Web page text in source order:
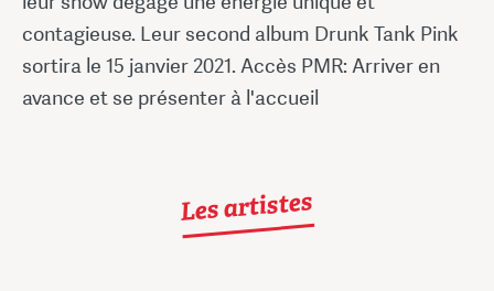
contagieuse. Leur second album Drunk Tank Pink
sortira le 15 janvier 2021. Accès PMR: Arriver en
avance et se présenter à l'accueil
Les artistes